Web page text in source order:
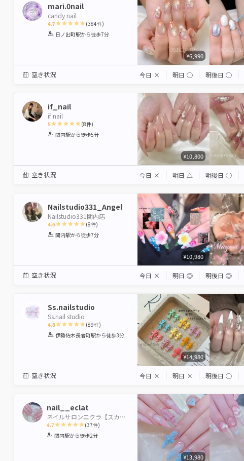
mari.0nail
candy nail
4.7
1 2 3 4 5
(384件)
日ノ出町駅から徒歩7分
¥6,990
空き状況 今日 × 明日 ◯ 明後日 ◯
if_nail
if nail
5
1 2 3 4 5
(8件)
関内駅から徒歩5分
¥10,800
空き状況 今日 × 明日 △ 明後日 ◯
Nailstudio331_Angel
Nailstudio331関内店
4.6
1 2 3 4 5
(8件)
関内駅から徒歩7分
¥10,980
空き状況 今日 × 明日 ◎ 明後日 ◎
Ss.nailstudio
Ss.nail studio
4.8
1 2 3 4 5
(89件)
伊勢佐木長者町駅から徒歩3分
¥14,980
空き状況 今日 × 明日 × 明後日 ◯
nail__eclat
ネイルサロンエクラ【スカルプ専門店】
4.7
1 2 3 4 5
(37件)
関内駅から徒歩2分
¥13,980